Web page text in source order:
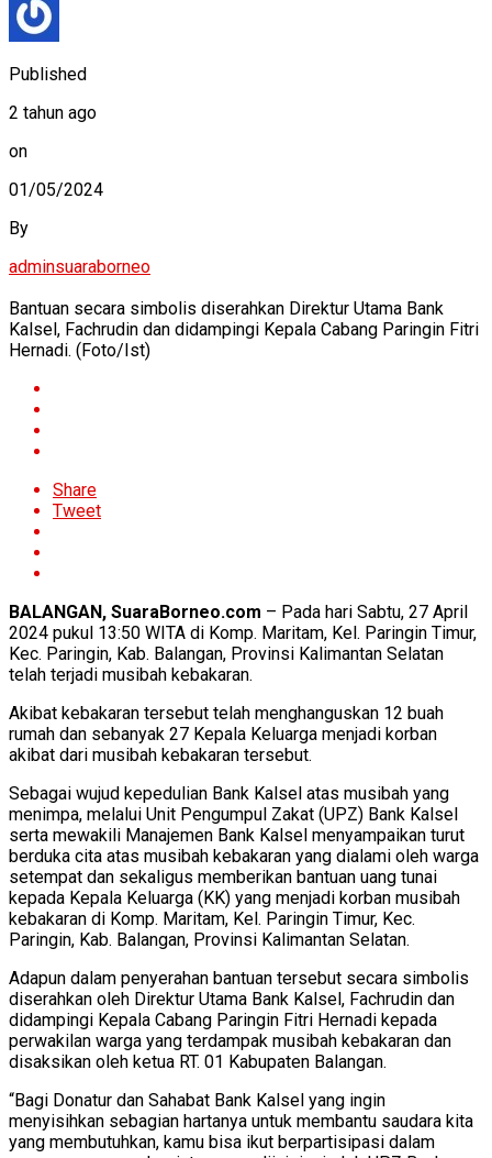
Published
2 tahun ago
on
01/05/2024
By
adminsuaraborneo
Bantuan secara simbolis diserahkan Direktur Utama Bank
Kalsel, Fachrudin dan didampingi Kepala Cabang Paringin Fitri
Hernadi. (Foto/Ist)
Share
Tweet
BALANGAN, SuaraBorneo.com – Pada hari Sabtu, 27 April
2024 pukul 13:50 WITA di Komp. Maritam, Kel. Paringin Timur,
Kec. Paringin, Kab. Balangan, Provinsi Kalimantan Selatan
telah terjadi musibah kebakaran.
Akibat kebakaran tersebut telah menghanguskan 12 buah
rumah dan sebanyak 27 Kepala Keluarga menjadi korban
akibat dari musibah kebakaran tersebut.
Sebagai wujud kepedulian Bank Kalsel atas musibah yang
menimpa, melalui Unit Pengumpul Zakat (UPZ) Bank Kalsel
serta mewakili Manajemen Bank Kalsel menyampaikan turut
berduka cita atas musibah kebakaran yang dialami oleh warga
setempat dan sekaligus memberikan bantuan uang tunai
kepada Kepala Keluarga (KK) yang menjadi korban musibah
kebakaran di Komp. Maritam, Kel. Paringin Timur, Kec.
Paringin, Kab. Balangan, Provinsi Kalimantan Selatan.
Adapun dalam penyerahan bantuan tersebut secara simbolis
diserahkan oleh Direktur Utama Bank Kalsel, Fachrudin dan
didampingi Kepala Cabang Paringin Fitri Hernadi kepada
perwakilan warga yang terdampak musibah kebakaran dan
disaksikan oleh ketua RT. 01 Kabupaten Balangan.
“Bagi Donatur dan Sahabat Bank Kalsel yang ingin
menyisihkan sebagian hartanya untuk membantu saudara kita
yang membutuhkan, kamu bisa ikut berpartisipasi dalam